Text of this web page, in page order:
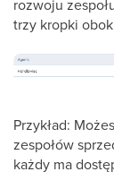
rozwoju
trzy kropki
Przykład:
zespołów
każdy ma